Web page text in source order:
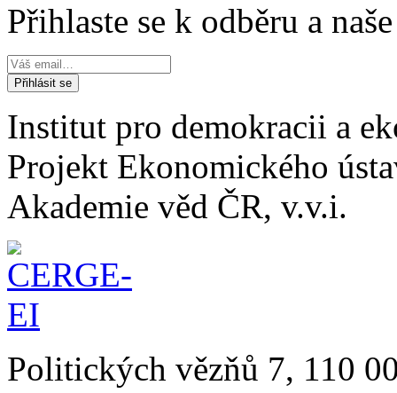
Přihlaste se k odběru a
Institut pro demokracii a
Projekt Ekonomického
Akademie věd ČR, v.v.i.
Politických vězňů 7, 110